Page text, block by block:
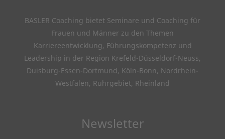
BASLER Coaching bietet Seminare und Coaching für
Frauen und Männer zu den Themen
Karriereentwicklung, Führungskompetenz und
Leadership in der Region Krefeld-Düsseldorf-Neuss,
Duisburg-Essen-Dortmund, Köln-Bonn, Nordrhein-
Westfalen, Ruhrgebiet, Rheinland
Newsletter